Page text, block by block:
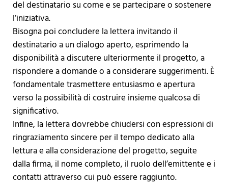
del destinatario su come e se partecipare o sostenere
l’iniziativa.
Bisogna poi concludere la lettera invitando il
destinatario a un dialogo aperto, esprimendo la
disponibilità a discutere ulteriormente il progetto, a
rispondere a domande o a considerare suggerimenti. È
fondamentale trasmettere entusiasmo e apertura
verso la possibilità di costruire insieme qualcosa di
significativo.
Infine, la lettera dovrebbe chiudersi con espressioni di
ringraziamento sincere per il tempo dedicato alla
lettura e alla considerazione del progetto, seguite
dalla firma, il nome completo, il ruolo dell’emittente e i
contatti attraverso cui può essere raggiunto.